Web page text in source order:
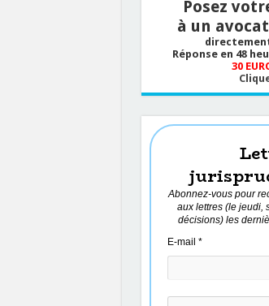
Posez
à un
Réponse en 48
30
Abonnez-vous pour
aux lettres (le jeudi,
décisions) les
E-mail *